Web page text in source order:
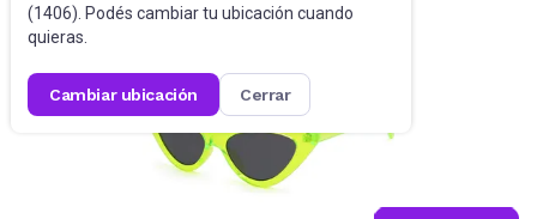
(1406). Podés cambiar tu ubicación cuando
quieras.
cambiar ubicación cerrar